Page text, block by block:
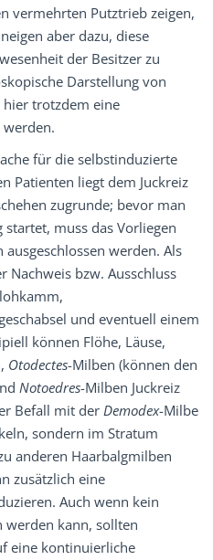
vermehrten Putztrieb zeigen,
aber dazu, diese
der Besitzer zu
Darstellung von
hier trotzdem eine
werden.
für die selbstinduzierte
Patienten liegt dem Juckreiz
zugrunde; bevor man
muss das Vorliegen
werden. Als
Nachweis bzw. Ausschluss
und eventuell einem
können Flöhe, Läuse,
Otodectes-Milben (können den
Notoedres-Milben Juckreiz
Befall mit der Demodex-Milbe
sondern im Stratum
anderen Haarbalgmilben
zusätzlich eine
Auch wenn kein
werden kann, sollten
eine kontinuierliche